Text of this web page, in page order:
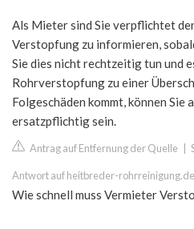
Als Mieter sind Sie verpflichtet
Verstopfung zu informieren,
Sie dies nicht rechtzeitig tun und
Rohrverstopfung zu einer
Folgeschäden kommt, können Sie
ersatzpflichtig sein.
Antrag auf Entfernung der Quelle
Antwort auf heitbreder-
Wie schnell muss Vermieter